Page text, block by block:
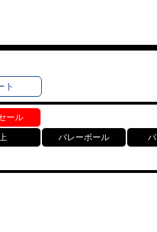
ト
ール
バレーボール